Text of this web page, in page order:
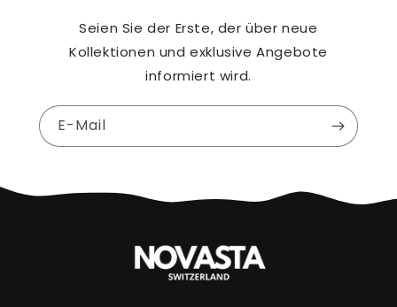
Seien Sie der Erste, der über neue
Kollektionen und exklusive Angebote
informiert wird.
E-Mail